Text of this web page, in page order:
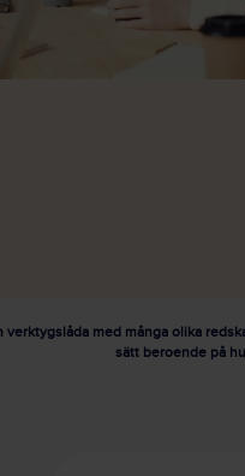
med många olika
sätt beroende på